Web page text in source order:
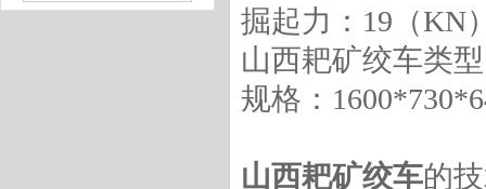
掘起力：19（KN
山西耙矿绞车类
规格：
山西耙矿绞车的